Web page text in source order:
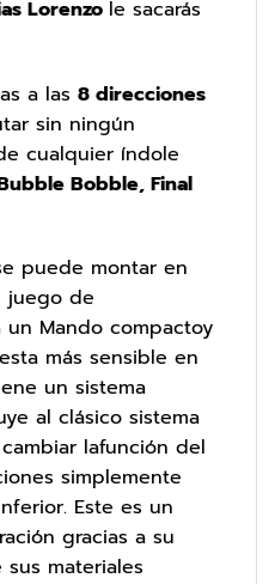
Lorenzo le sacarás
a las 8 direcciones
sin ningún
cualquier índole
Bobble, Final
puede montar en
juego de
Mando compactoy
más sensible en
un sistema
al clásico sistema
lafunción del
simplemente
Este es un
gracias a su
materiales